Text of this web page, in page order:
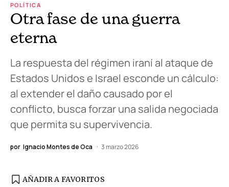
POLÍTICA
Otra fase de una guerra
eterna
La respuesta del régimen iraní al ataque de
Estados Unidos e Israel esconde un cálculo:
al extender el daño causado por el
conflicto, busca forzar una salida negociada
que permita su supervivencia.
por Ignacio Montes de Oca 3 marzo 2026
AÑADIR A FAVORITOS